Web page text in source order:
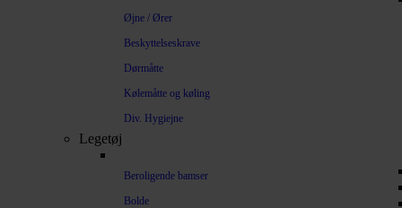
Øjne / Ører
Beskyttelseskrave
Dørmåtte
Kølemåtte og køling
Div. Hygiejne
Legetøj
Beroligende bamser
Bolde